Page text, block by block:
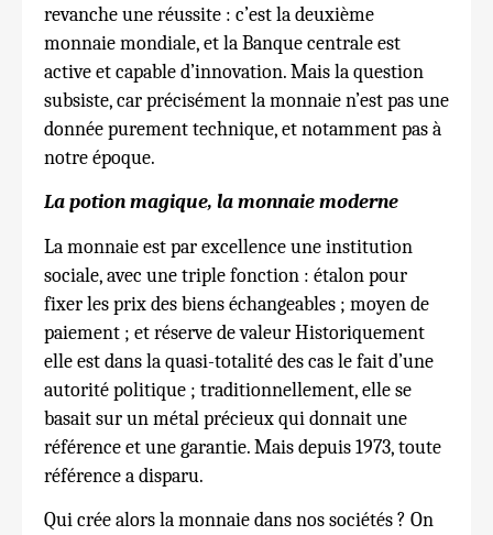
revanche une réussite : c’est la deuxième
monnaie mondiale, et la Banque centrale est
active et capable d’innovation. Mais la question
subsiste, car précisément la monnaie n’est pas une
donnée purement technique, et notamment pas à
notre époque.
La potion magique, la monnaie moderne
La monnaie est par excellence une institution
sociale, avec une triple fonction : étalon pour
fixer les prix des biens échangeables ; moyen de
paiement ; et réserve de valeur Historiquement
elle est dans la quasi-totalité des cas le fait d’une
autorité politique ; traditionnellement, elle se
basait sur un métal précieux qui donnait une
référence et une garantie. Mais depuis 1973, toute
référence a disparu.
Qui crée alors la monnaie dans nos sociétés ? On